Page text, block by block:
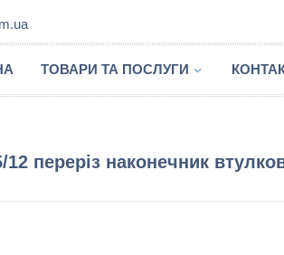
ТОВАРИ ТА ПОСЛУГИ
12 переріз наконечник